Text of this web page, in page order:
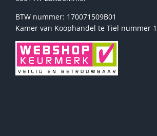
BTW nummer: 170071509B01
Kamer van Koophandel te Tiel nummer